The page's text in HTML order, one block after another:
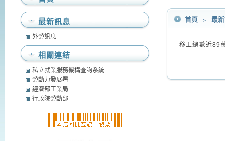
首頁 ﹥ 最
移工總數近89
最新訊息
外勞訊息
相關連結
私立就業服務機構查詢系統
勞動力發展署
經濟部工業局
行政院勞動部